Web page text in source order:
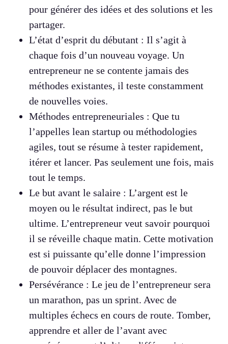
pour générer des idées et des solutions et les
partager.
L’état d’esprit du débutant : Il s’agit à
chaque fois d’un nouveau voyage. Un
entrepreneur ne se contente jamais des
méthodes existantes, il teste constamment
de nouvelles voies.
Méthodes entrepreneuriales : Que tu
l’appelles lean startup ou méthodologies
agiles, tout se résume à tester rapidement,
itérer et lancer. Pas seulement une fois, mais
tout le temps.
Le but avant le salaire : L’argent est le
moyen ou le résultat indirect, pas le but
ultime. L’entrepreneur veut savoir pourquoi
il se réveille chaque matin. Cette motivation
est si puissante qu’elle donne l’impression
de pouvoir déplacer des montagnes.
Persévérance : Le jeu de l’entrepreneur sera
un marathon, pas un sprint. Avec de
multiples échecs en cours de route. Tomber,
apprendre et aller de l’avant avec